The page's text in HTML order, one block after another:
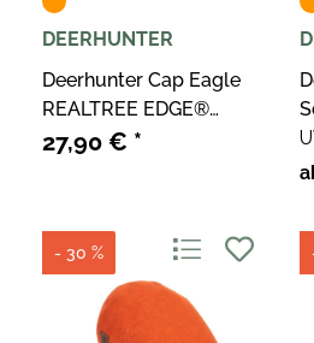
DEERHUNTER
Deerhunter Cap Eagle
REALTREE EDGE®
Orange
27,90 € *
- 30 %